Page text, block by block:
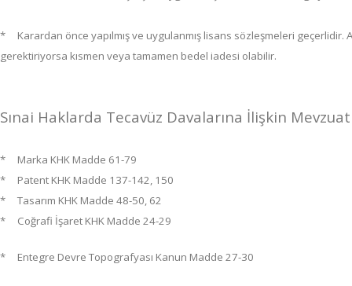
* Karardan önce yapılmış ve uygulanmış lisans sözleşmeleri geçerlidir.
gerektiriyorsa kısmen veya tamamen bedel iadesi olabilir.
Sınai Haklarda Tecavüz Davalarına İlişkin
* Marka KHK Madde 61-79
* Patent KHK Madde 137-142, 150
* Tasarım KHK Madde 48-50, 62
* Coğrafi İşaret KHK Madde 24-29
* Entegre Devre Topografyası Kanun Madde 27-30